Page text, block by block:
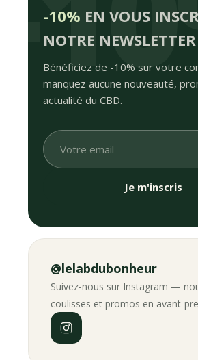
-10% EN VOUS
NOTRE NEWSLETTER
Bénéficiez de -10% sur votre
manquez aucune nouveauté,
actualité du CBD.
Je m'inscris
@lelabdubonheur
Suivez-nous sur Instagram —
coulisses et promos en avant-